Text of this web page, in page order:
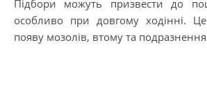
Підбори можуть призвести до
особливо при довгому ходінні.
появу мозолів, втому та